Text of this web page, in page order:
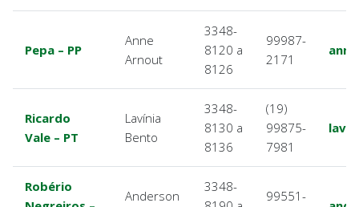
Pepa – PP
Anne
Arnout
3348-
8120 a
8126
99987-
2171
Ricardo
Vale – PT
Lavínia
Bento
3348-
8130 a
8136
(19)
99875-
7981
Robério
Anderson
3348-
99551-